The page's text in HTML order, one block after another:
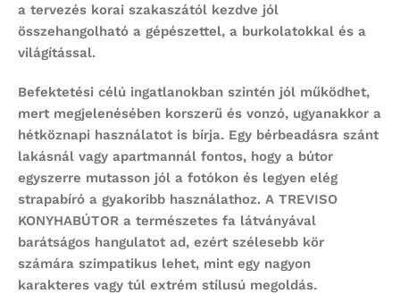
a tervezés korai szakaszától kezdve jól
összehangolható a gépészettel, a burkolatokkal és a
világítással.
Befektetési célú ingatlanokban szintén jól működhet,
mert megjelenésében korszerű és vonzó, ugyanakkor a
hétköznapi használatot is bírja. Egy bérbeadásra szánt
lakásnál vagy apartmannál fontos, hogy a bútor
egyszerre mutasson jól a fotókon és legyen elég
strapabíró a gyakoribb használathoz. A TREVISO
KONYHABÚTOR a természetes fa látványával
barátságos hangulatot ad, ezért szélesebb kör
számára szimpatikus lehet, mint egy nagyon
karakteres vagy túl extrém stílusú megoldás.